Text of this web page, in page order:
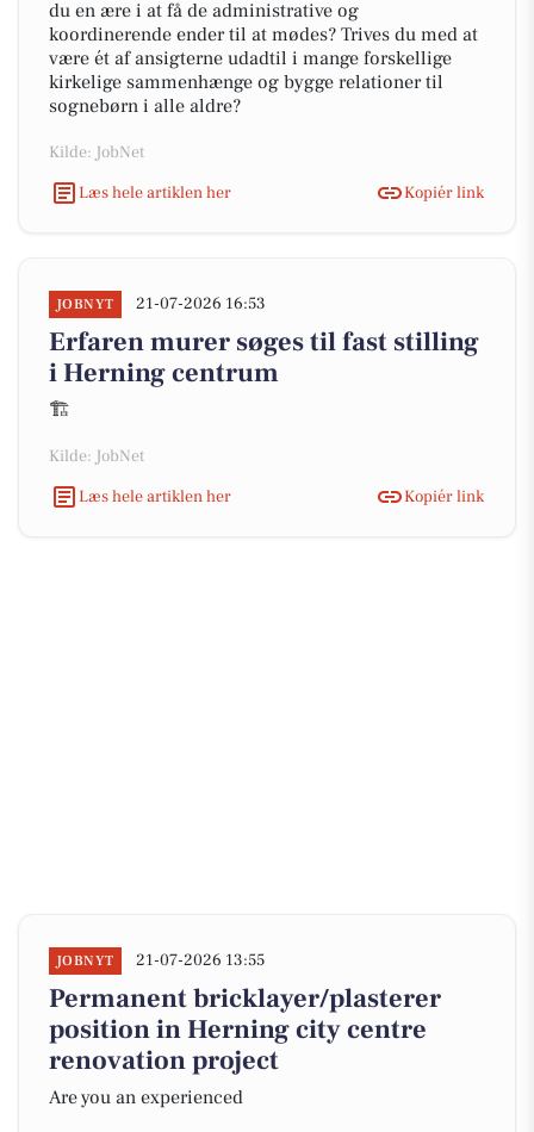
du en ære i at få de administrative og
koordinerende ender til at mødes? Trives du med at
være ét af ansigterne udadtil i mange forskellige
kirkelige sammenhænge og bygge relationer til
sognebørn i alle aldre?
Kilde: JobNet
Læs hele artiklen her
Kopiér link
JOBNYT 21-07-2026 16:53
Erfaren murer søges til fast stilling
i Herning centrum
🏗️
Kilde: JobNet
Læs hele artiklen her
Kopiér link
JOBNYT 21-07-2026 13:55
Permanent bricklayer/plasterer
position in Herning city centre
renovation project
Are you an experienced